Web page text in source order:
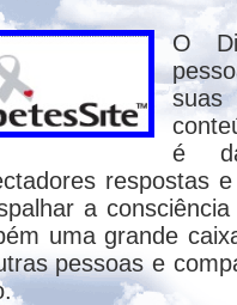
templo do
que o
"Aquele que
que em
o Senhor; ora,
Portanto, para
venceu a
O
suas
é
respostas
a
uma grande
pessoas e